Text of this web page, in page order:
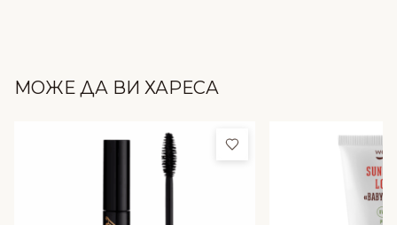
МОЖЕ ДА ВИ ХАРЕСА
Добави в любими